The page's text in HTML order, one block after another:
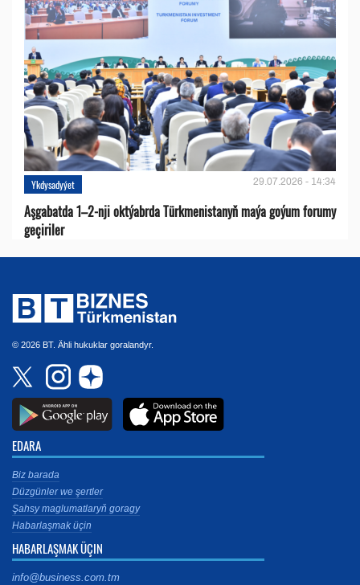
Ykdysadyýet 29.07.2026 - 14:34
Aşgabatda 1–2-nji oktýabrda Türkmenistanyň maýa goýum forumy
geçiriler
© 2026 BT. Ähli hukuklar goralandyr.
EDARA
Biz barada
Düzgünler we şertler
Şahsy maglumatlaryň goragy
Habarlaşmak üçin
HABARLAŞMAK ÜÇIN
info@business.com.tm